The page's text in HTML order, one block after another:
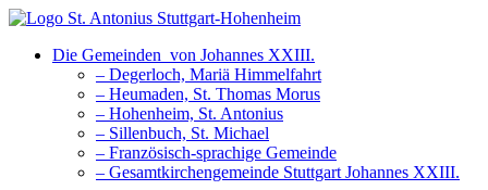
Die Gemeinden von Johannes XXIII.
– Degerloch, Mariä Himmelfahrt
– Heumaden, St. Thomas Morus
– Hohenheim, St. Antonius
– Sillenbuch, St. Michael
– Französisch-sprachige Gemeinde
– Gesamtkirchengemeinde Stuttgart Johannes XXIII.